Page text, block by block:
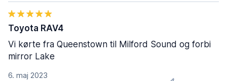
6. maj 2023
Toyota RAV4
Vi kørte fra Queenstown til Milford Sound og forbi
mirror Lake